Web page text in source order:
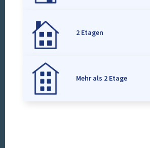
2 Etagen
Mehr als 2 Etage